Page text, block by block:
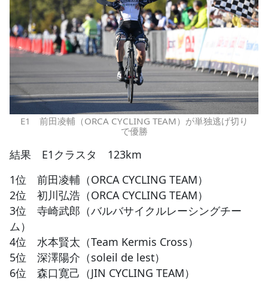
E1 前田凌輔（ORCA CYCLING TEAM）が単独逃げ切り
で優勝
結果 E1クラスタ 123km
1位 前田凌輔（ORCA CYCLING TEAM）
2位 初川弘浩（ORCA CYCLING TEAM）
3位 寺崎武郎（バルバサイクルレーシングチー
ム）
4位 水本賢太（Team Kermis Cross）
5位 深澤陽介（soleil de lest）
6位 森口寛己（JIN CYCLING TEAM）